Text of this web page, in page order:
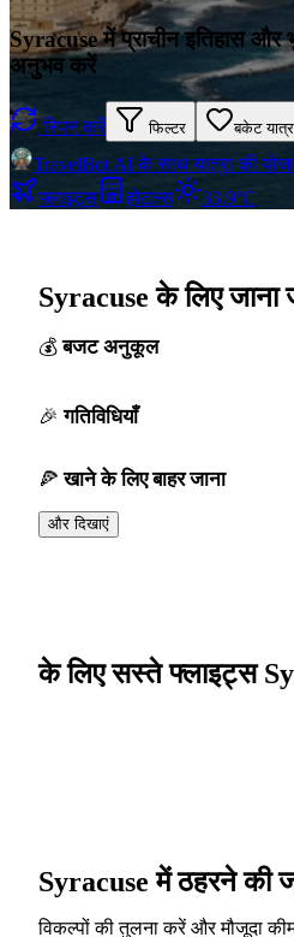
Syracuse में प्राचीन इतिहास और
अनुभव करें
स्पिन करें फिल्टर बकेट
TravelBot AI के साथ यात्रा की
फ्लाइट्स
होटल्स 33.9°C
Syracuse के लिए जाना
बजट अनुकूल
गतिविधियाँ
खाने के लिए बाहर जाना
और दिखाएं
के लिए सस्ते फ्लाइट्स
Syracuse में ठहरने की
विकल्पों की तुलना करें और मौजूदा